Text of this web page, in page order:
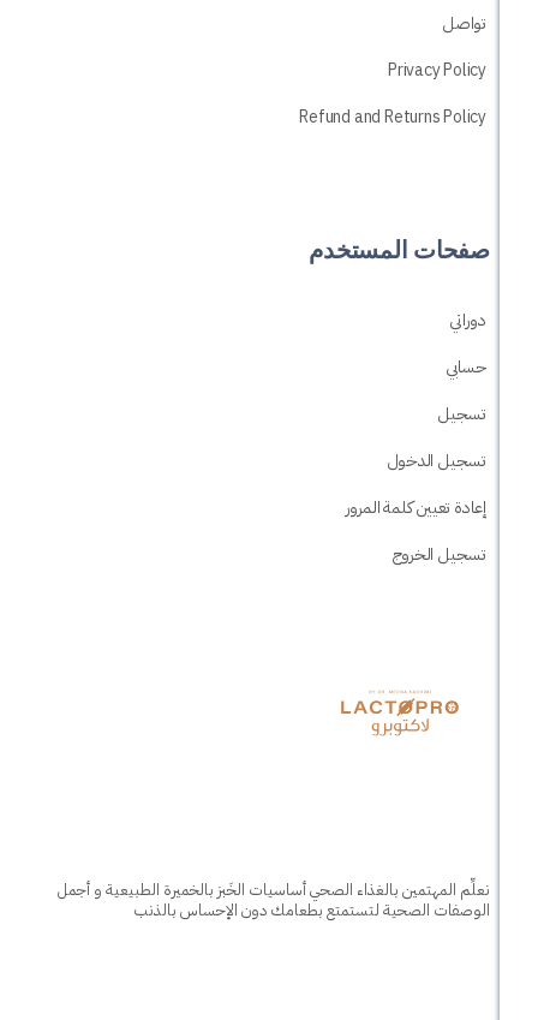
Refund and
المستخدم
كلمة المرور
بالغذاء الصحي أساسيات الخَبز بالخميرة الطبيعية و أجمل
الصحية لتستمتع بطعامك دون الإحساس بالذنب